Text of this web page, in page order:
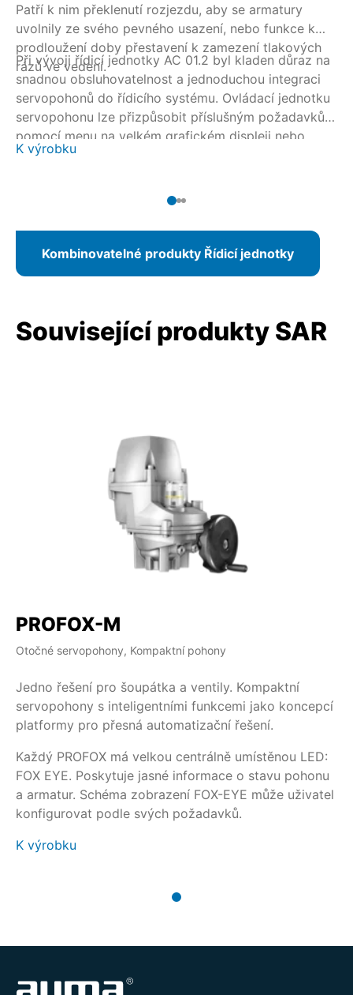
Patří k nim překlenutí rozjezdu, aby se armatury
uvolnily ze svého pevného usazení, nebo funkce k
prodloužení doby přestavení k zamezení tlakových
rázů ve vedení.
Při vývoji řídicí jednotky AC 01.2 byl kladen důraz na
snadnou obsluhovatelnost a jednoduchou integraci
servopohonů do řídicího systému. Ovládací jednotku
servopohonu lze přizpůsobit příslušným požadavkům
pomocí menu na velkém grafickém displeji nebo
alternativně pomocí nástroje AUMA CDT přes
prostřednictvím systému Fieldbus může být
K výrobku
Kombinovatelné produkty Řídicí jednotky
Související produkty SAR
PROFOX-M
Otočné servopohony, Kompaktní pohony
Jedno řešení pro šoupátka a ventily. Kompaktní
servopohony s inteligentními funkcemi jako koncepcí
platformy pro přesná automatizační řešení.
Každý PROFOX má velkou centrálně umístěnou LED:
FOX EYE. Poskytuje jasné informace o stavu pohonu
a armatur. Schéma zobrazení FOX-EYE může uživatel
konfigurovat podle svých požadavků.
K výrobku